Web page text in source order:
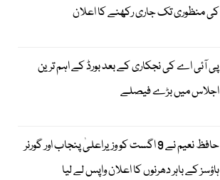
کی منظوری تک جاری رکھنے کا اعلان
پی آئی اے کی نجکاری کے بعد بورڈ کے اہم ترین
اجلاس میں بڑے فیصلے
حافظ نعیم نے 9 اگست کو وزیراعلیٰ پنجاب اور گورنر
ہاؤسز کے باہر دھرنوں کا اعلان واپس لے لیا